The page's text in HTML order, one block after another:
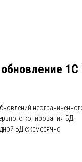
копирования БД
БД ежемесячно